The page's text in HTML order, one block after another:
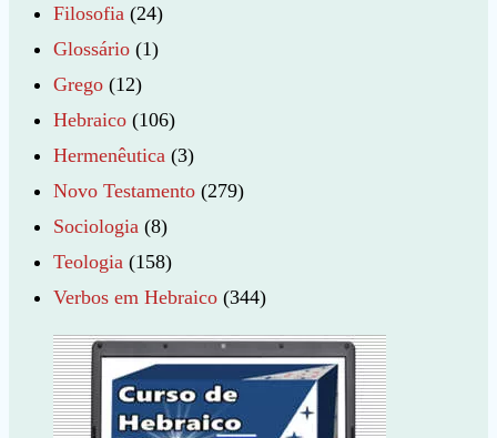
Filosofia (24)
Glossário (1)
Grego (12)
Hebraico (106)
Hermenêutica (3)
Novo Testamento (279)
Sociologia (8)
Teologia (158)
Verbos em Hebraico (344)